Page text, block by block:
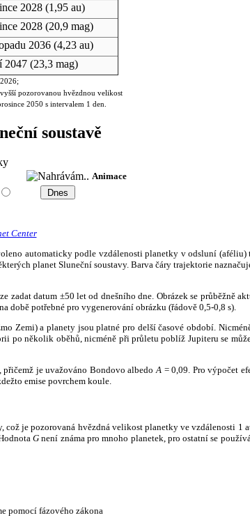
2028(1,95 au)
2028(20,9 mag)
2036(4,23 au)
2047(23,3 mag)
pozorovanou hvězdnou velikost
2050 s intervalem 1 den.
soustavě
Animace
Center
automaticky podle vzdálenosti planetky v odsluní
planet Sluneční soustavy. Barva čáry trajektorie
datum ±50 let od dnešního dne. Obrázek se průběžně
době potřebné pro vygenerování obrázku (řádově 0,5-0,8 s).
Zemi) a planety jsou platné pro delší časové období.
po několik oběhů, nicméně při průletu poblíž Jupiteru se
je uvažováno Bondovo albedo A = 0,09. Pro výpočet
emise povrchem koule.
je pozorovaná hvězdná velikost planetky ve vzdálenosti 1
G není známa pro mnoho planetek, pro ostatní se
pomocí fázového zákona